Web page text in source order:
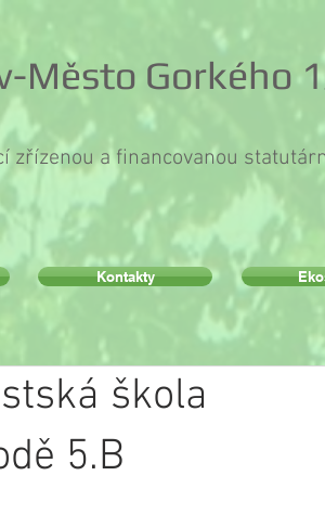
Město Gorkého
zřízenou a financovanou
škola
5.B
Kontakty